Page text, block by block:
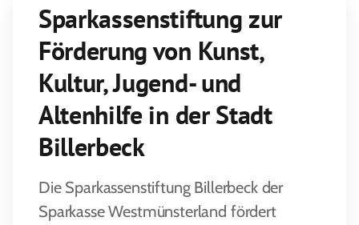
Sparkassenstiftung zur
Förderung von Kunst,
Kultur, Jugend- und
Altenhilfe in der Stadt
Billerbeck
Die Sparkassenstiftung Billerbeck der
Sparkasse Westmünsterland fördert